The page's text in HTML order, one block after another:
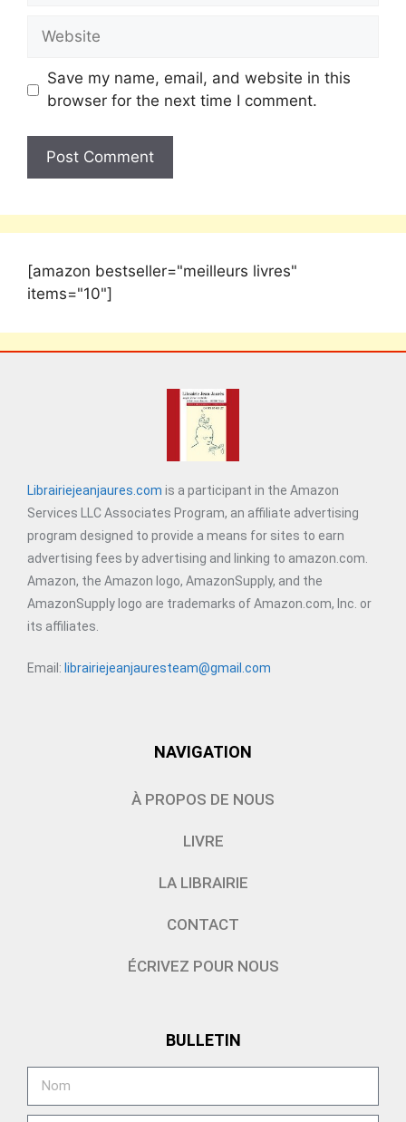
Save my name, email, and website in this
browser for the next time I comment.
[amazon bestseller="meilleurs livres"
items="10"]
Librairiejeanjaures.com is a participant in the Amazon
Services LLC Associates Program, an affiliate advertising
program designed to provide a means for sites to earn
advertising fees by advertising and linking to amazon.com.
Amazon, the Amazon logo, AmazonSupply, and the
AmazonSupply logo are trademarks of Amazon.com, Inc. or
its affiliates.
Email: librairiejeanjauresteam@gmail.com
NAVIGATION
À PROPOS DE NOUS
LIVRE
LA LIBRAIRIE
CONTACT
ÉCRIVEZ POUR NOUS
BULLETIN